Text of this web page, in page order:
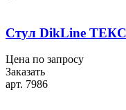
Стул DikLine ТЕКС
Цена по запросу
Заказать
арт. 7986